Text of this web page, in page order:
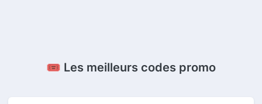
🎟️ Les meilleurs codes promo